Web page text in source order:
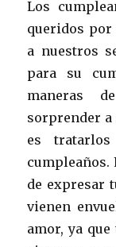
Los
queridos por
a nuestros
para su
maneras
sorprender a
es
cumpleaños.
de expresar
vienen
amor, ya